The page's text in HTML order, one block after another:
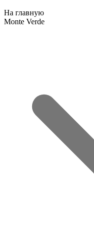
На главную
Monte Verde